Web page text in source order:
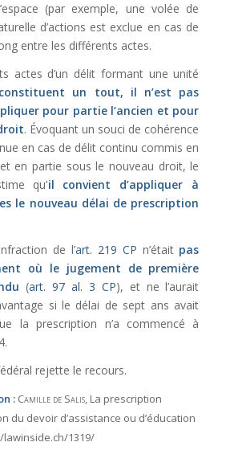
(par exemple, une volée de
d’actions est exclue en cas de
entre les différents actes.
actes d’un délit formant une unité
constituent un tout, il n’est pas
pour partie l’ancien et pour
. Évoquant un souci de cohérence
en cas de délit continu commis en
en partie sous le nouveau droit, le
qu’il convient d’appliquer à
le nouveau délai de prescription
de l’art. 219 CP n’était pas
où le jugement de première
(art. 97 al. 3 CP), et ne l’aurait
si le délai de sept ans avait
la prescription n’a commencé à
rejette le recours.
: Camille de Salis, La prescription
du devoir d’assistance ou d’éducation
1319/